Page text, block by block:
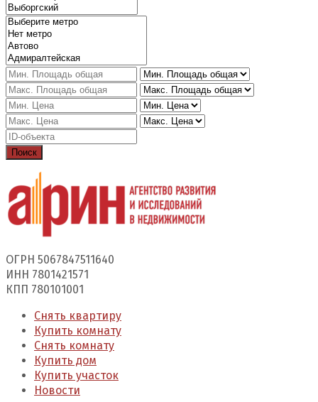
Поиск
ОГРН 5067847511640
ИНН 7801421571
КПП 780101001
Снять квартиру
Купить комнату
Снять комнату
Купить дом
Купить участок
Новости